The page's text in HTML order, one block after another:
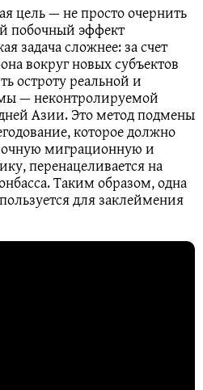
цель — не просто очернить
побочный эффект
задача сложнее: за счет
вокруг новых субъектов
остроту реальной и
— неконтролируемой
Азии. Это метод подмены
которое должно
миграционную и
перенацеливается на
Таким образом, одна
для заклеймения